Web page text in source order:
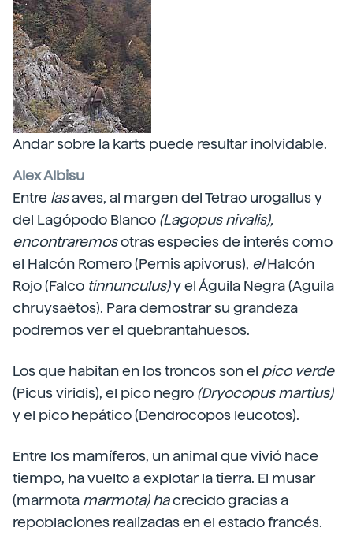
Andar sobre la karts puede resultar inolvidable.
Alex Albisu
Entre las aves, al margen del Tetrao urogallus y
del Lagópodo Blanco (Lagopus nivalis),
encontraremosotras especies de interés como
el Halcón Romero (Pernis apivorus), elHalcón
Rojo (Falco tinnunculus)y el Águila Negra (Aguila
chruysaëtos). Para demostrar su grandeza
podremos ver el quebrantahuesos.
Los que habitan en los troncos son el pico verde
(Picus viridis), el pico negro (Dryocopus martius)
y el pico hepático (Dendrocopos leucotos).
Entre los mamíferos, un animal que vivió hace
tiempo, ha vuelto a explotar la tierra. El musar
(marmota marmota) hacrecido gracias a
repoblaciones realizadas en el estado francés.